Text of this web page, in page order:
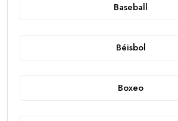
Baseball
Béisbol
Boxeo